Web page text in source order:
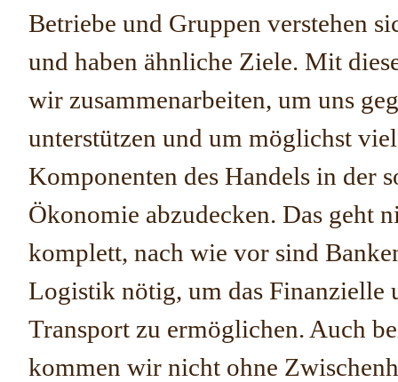
Betriebe und Gruppen verstehen
und haben ähnliche Ziele. Mit
wir zusammenarbeiten, um uns
unterstützen und um möglichst
Komponenten des Handels in der
Ökonomie abzudecken. Das geht
komplett, nach wie vor sind
Logistik nötig, um das Finanzielle
Transport zu ermöglichen. Auch
kommen wir nicht ohne